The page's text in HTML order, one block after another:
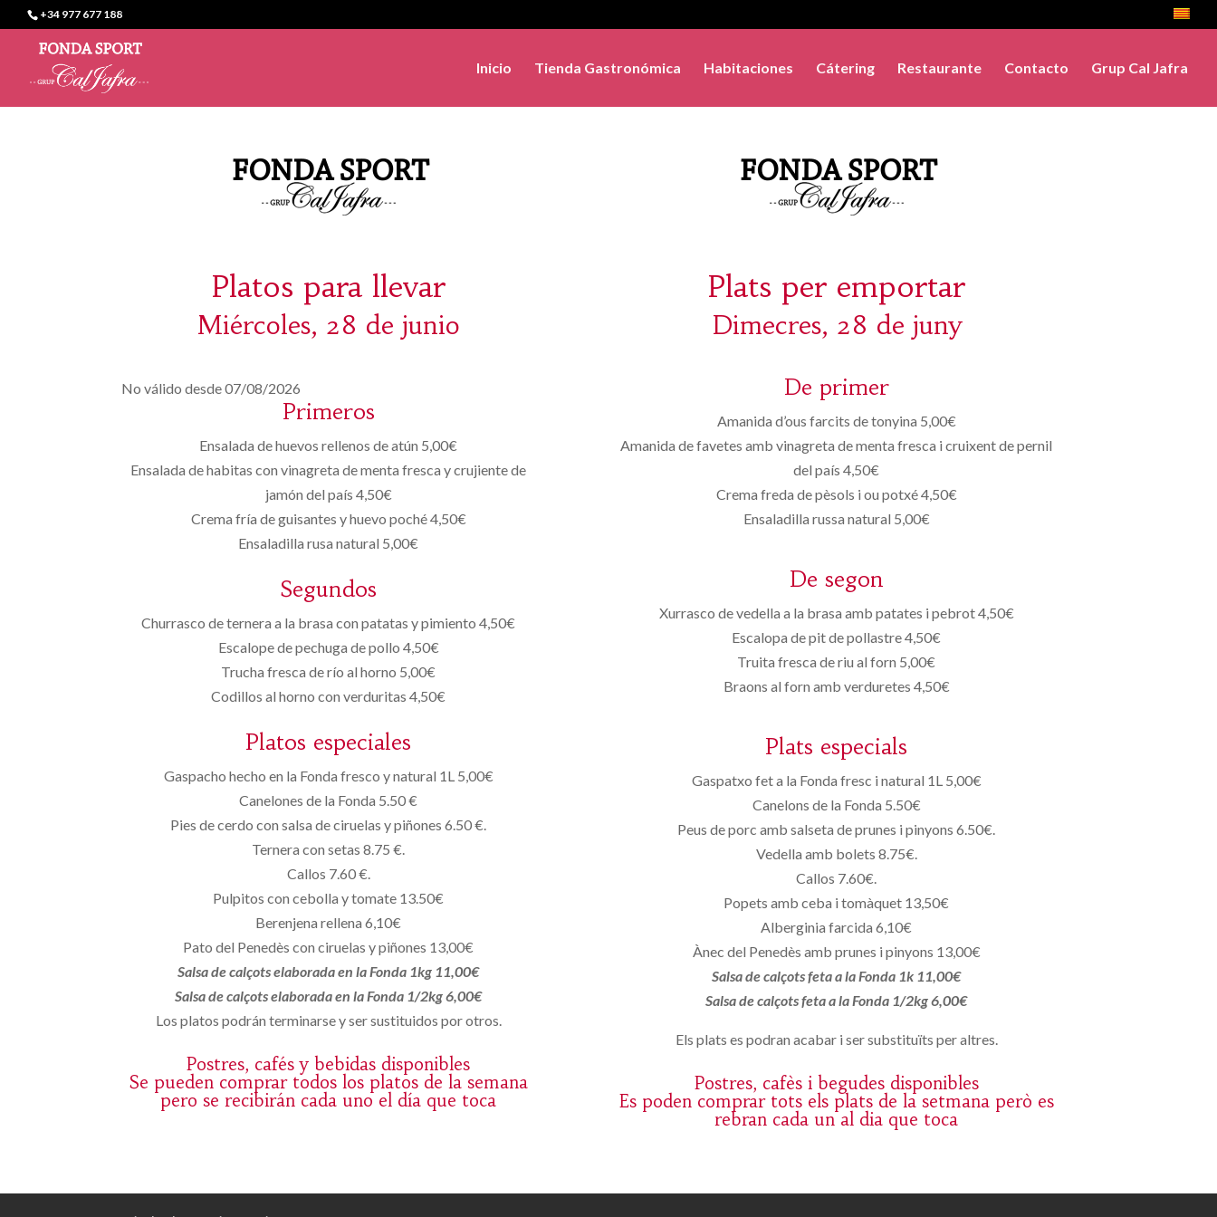
+34 977 677 188
Inicio Tienda Gastronómica Habitaciones Cátering Restaurante Contacto Grup Cal Jafra
Platos para llevar
Miércoles, 28 de junio
No válido desde 07/08/2026
Primeros
Ensalada de huevos rellenos de atún 5,00€
Ensalada de habitas con vinagreta de menta fresca y crujiente de
jamón del país 4,50€
Crema fría de guisantes y huevo poché 4,50€
Ensaladilla rusa natural 5,00€
Segundos
Churrasco de ternera a la brasa con patatas y pimiento 4,50€
Escalope de pechuga de pollo 4,50€
Trucha fresca de río al horno 5,00€
Codillos al horno con verduritas 4,50€
Platos especiales
Gaspacho hecho en la Fonda fresco y natural 1L 5,00€
Canelones de la Fonda 5.50 €
Pies de cerdo con salsa de ciruelas y piñones 6.50 €.
Ternera con setas 8.75 €.
Callos 7.60 €.
Pulpitos con cebolla y tomate 13.50€
Berenjena rellena 6,10€
Pato del Penedès con ciruelas y piñones 13,00€
Salsa de calçots elaborada en la Fonda 1kg 11,00€
Salsa de calçots elaborada en la Fonda 1/2kg 6,00€
Los platos podrán terminarse y ser sustituidos por otros.
Postres, cafés y bebidas disponibles
Se pueden comprar todos los platos de la semana
pero se recibirán cada uno el día que toca
Plats per emportar
Dimecres, 28 de juny
De primer
Amanida d’ous farcits de tonyina 5,00€
Amanida de favetes amb vinagreta de menta fresca i cruixent de pernil
del país 4,50€
Crema freda de pèsols i ou potxé 4,50€
Ensaladilla russa natural 5,00€
De segon
Xurrasco de vedella a la brasa amb patates i pebrot 4,50€
Escalopa de pit de pollastre 4,50€
Truita fresca de riu al forn 5,00€
Braons al forn amb verduretes 4,50€
Plats especials
Gaspatxo fet a la Fonda fresc i natural 1L 5,00€
Canelons de la Fonda 5.50€
Peus de porc amb salseta de prunes i pinyons 6.50€.
Vedella amb bolets 8.75€.
Callos 7.60€.
Popets amb ceba i tomàquet 13,50€
Alberginia farcida 6,10€
Ànec del Penedès amb prunes i pinyons 13,00€
Salsa de calçots feta a la Fonda 1k 11,00€
Salsa de calçots feta a la Fonda 1/2kg 6,00€
Els plats es podran acabar i ser substituïts per altres.
Postres, cafès i begudes disponibles
Es poden comprar tots els plats de la setmana però es
rebran cada un al dia que toca